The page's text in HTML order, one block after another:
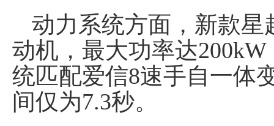
动力系统方面，新款星
动机，最大功率达
统匹配爱信8速手自一体
间仅为7.3秒。